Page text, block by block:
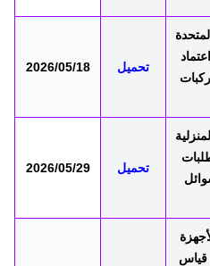
UN Regulation 107 اعتماد
تحميل 2026/05/18
تحميل 2026/05/29
قياس